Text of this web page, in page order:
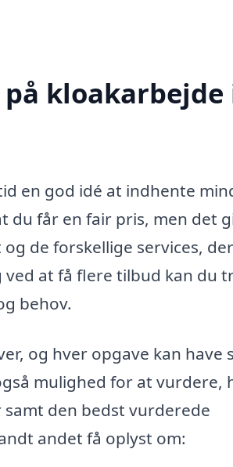
kloakarbejde
en god idé at indhente
får en fair pris, men det
de forskellige services,
at få flere tilbud kan du
behov.
og hver opgave kan have
mulighed for at vurdere,
den bedst vurderede
andet få oplyst om: